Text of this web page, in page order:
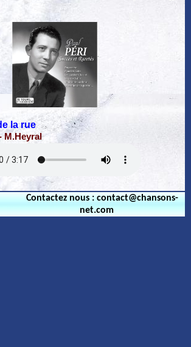
la rue
M.Heyral
Contactez nous : contact@chansons-
net.com